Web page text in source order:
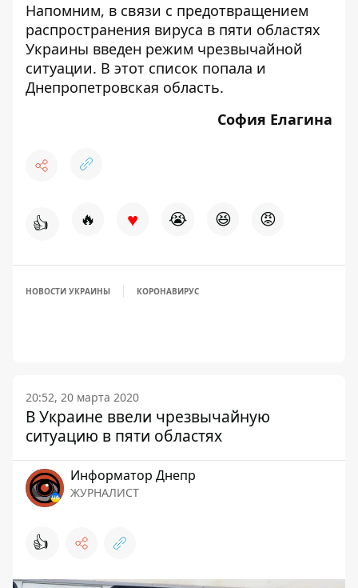
Напомним, в связи с предотвращением
распространения вируса в пяти областях
Украины введен режим чрезвычайной
ситуации. В этот список попала и
Днепропетровская область.
София Елагина
👍 🔥 ♥ 😭 😆 😡
НОВОСТИ УКРАИНЫ КОРОНАВИРУС
20:52, 20 марта 2020
В Украине ввели чрезвычайную
ситуацию в пяти областях
Информатор Днепр
ЖУРНАЛИСТ
👍